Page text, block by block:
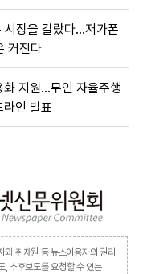
시장을 갈랐다…저가폰
커진다
지원…무인 자율주행
라인 발표
와 취재원 등 뉴스이용자의 권리
, 추후보도를 요청할 수 있는